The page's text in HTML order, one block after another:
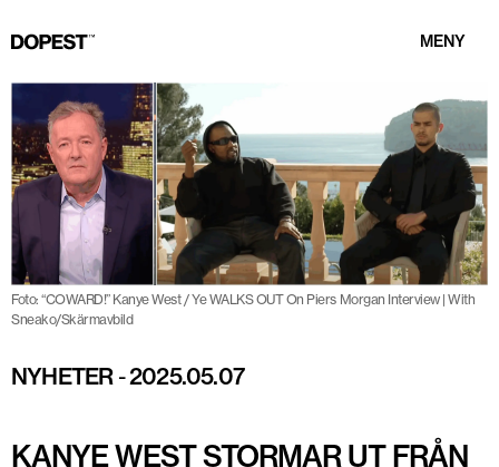
MENY
Foto: “COWARD!” Kanye West / Ye WALKS OUT On Piers Morgan Interview | With
Sneako/Skärmavbild
NYHETER-2025.05.07
KANYE WEST STORMAR UT FRÅN